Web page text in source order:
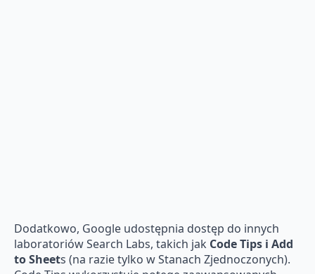
Dodatkowo, Google udostępnia dostęp do innych
laboratoriów Search Labs, takich jak Code Tips i Add
to Sheets (na razie tylko w Stanach Zjednoczonych).